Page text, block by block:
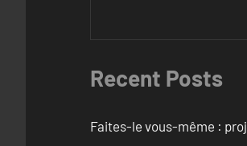
Recent Posts
Faites-le vous-même :